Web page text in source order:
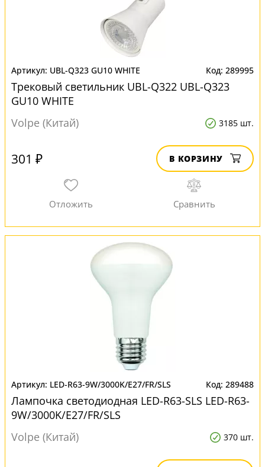
UBL-Q323 GU10 WHITE 289995
Трековый светильник UBL-Q322 UBL-Q323
GU10 WHITE
Volpe (Китай)
3185 шт.
301 ₽ В КОРЗИНУ
LED-R63-9W/3000K/E27/FR/SLS 289488
Лампочка светодиодная LED-R63-SLS LED-R63-
9W/3000K/E27/FR/SLS
Volpe (Китай)
370 шт.